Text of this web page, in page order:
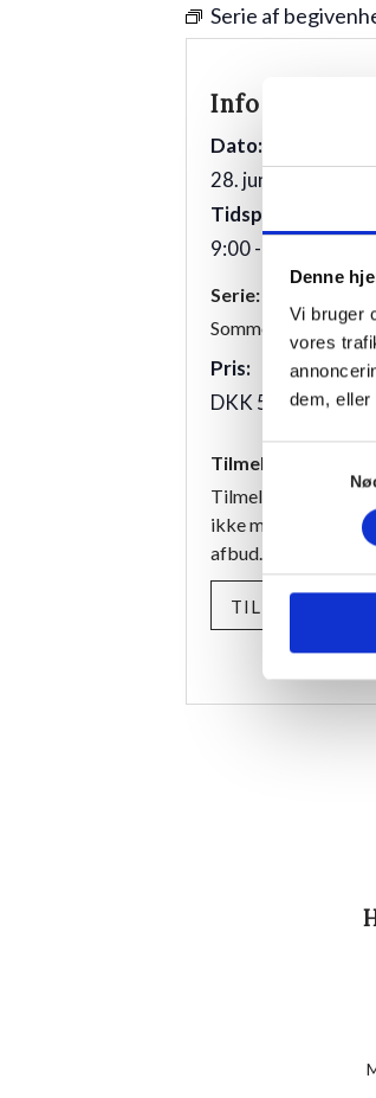
Denne
Vi bruger
vores
dem, eller
Samtykkevalg
Serie af
Info
Dato:
28. juni 2026
Tidspunkt:
9:00 - 10:00
Serie:
Sommeryoga
Pris:
DKK 50,00
Tilmelding
Tilmeldingen er
ikke mulighed for at
afbud.
TILMELD